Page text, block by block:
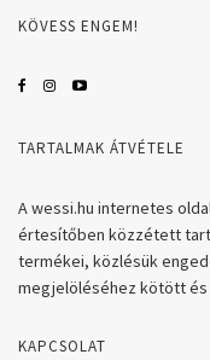
KÖVESS ENGEM!
TARTALMAK ÁTVÉTELE
A wessi.hu internetes
értesítőben közzétett
termékei, közlésük
megjelöléséhez kötött
KAPCSOLAT